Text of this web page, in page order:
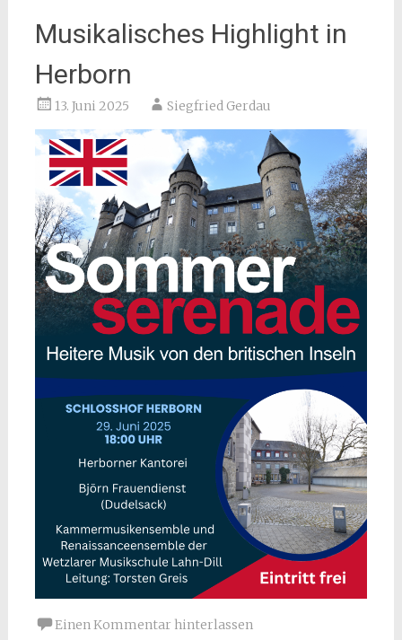
Musikalisches Highlight in
Herborn
13. Juni 2025 Siegfried Gerdau
Einen Kommentar hinterlassen